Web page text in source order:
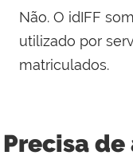
Não. O idIFF
utilizado por
matriculados.
Precisa de